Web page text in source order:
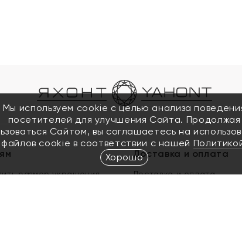
размер украшения
Доставка и оплата
Доставка и оплата
Мы используем cookie с целью анализа
посетителей для улучшения Сайта. Продолжая
Сайтом, вы соглашаетесь на
файлов cookie в соответствии с нашей
Хорошо